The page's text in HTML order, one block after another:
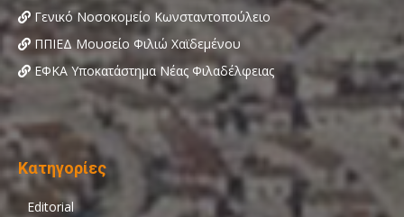
Γενικό Νοσοκομείο Κωνσταντοπούλειο
ΠΠΙΕΔ Μουσείο Φιλιώ Χαϊδεμένου
ΕΦΚΑ Υποκατάστημα Νέας Φιλαδέλφειας
Κατηγορίες
Editorial